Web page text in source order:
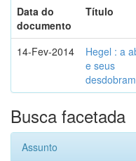
Data do
documento
Título
14-Fev-2014
Hegel : a
e seus
Busca facetada
Assunto